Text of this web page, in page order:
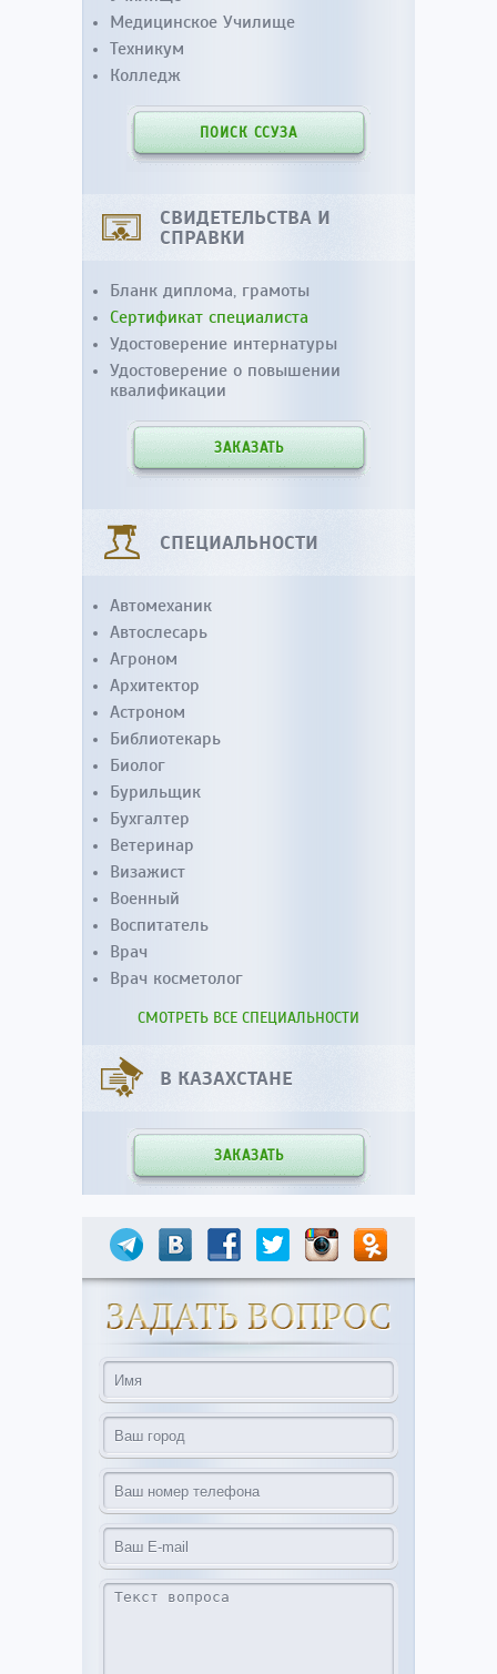
Медицинское Училище
Техникум
Колледж
ПОИСК ССУЗА
СВИДЕТЕЛЬСТВА И
СПРАВКИ
Бланк диплома, грамоты
Сертификат специалиста
Удостоверение интернатуры
Удостоверение о повышении
квалификации
ЗАКАЗАТЬ
СПЕЦИАЛЬНОСТИ
Автомеханик
Автослесарь
Агроном
Архитектор
Астроном
Библиотекарь
Биолог
Бурильщик
Бухгалтер
Ветеринар
Визажист
Военный
Воспитатель
Врач
Врач косметолог
СМОТРЕТЬ ВСЕ СПЕЦИАЛЬНОСТИ
В КАЗАХСТАНЕ
ЗАКАЗАТЬ